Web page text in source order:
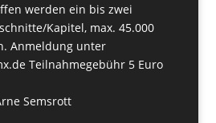
werden ein bis zwei
Kapitel, max. 45.000
Anmeldung unter
Teilnahmegebühr 5 Euro
Semsrott